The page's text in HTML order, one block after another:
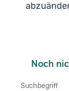
Noch
Suche